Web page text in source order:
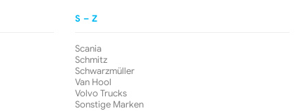
S – Z
Scania
Schmitz
Schwarzmüller
Van Hool
Volvo Trucks
Sonstige Marken